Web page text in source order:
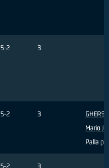
5-2 3
5-2 3
Mario
Palla
5-2 3